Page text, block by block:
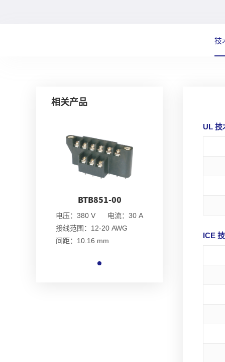
技
相关产品
BTB851-00
电压：380 V 电流：30 A
接线范围：12-20 AWG
间距：10.16 mm
UL 技
ICE